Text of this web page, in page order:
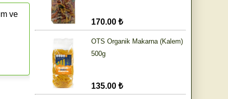
ve
170.00 ₺
OTS Organik Makarna (Kalem)
500g
135.00 ₺